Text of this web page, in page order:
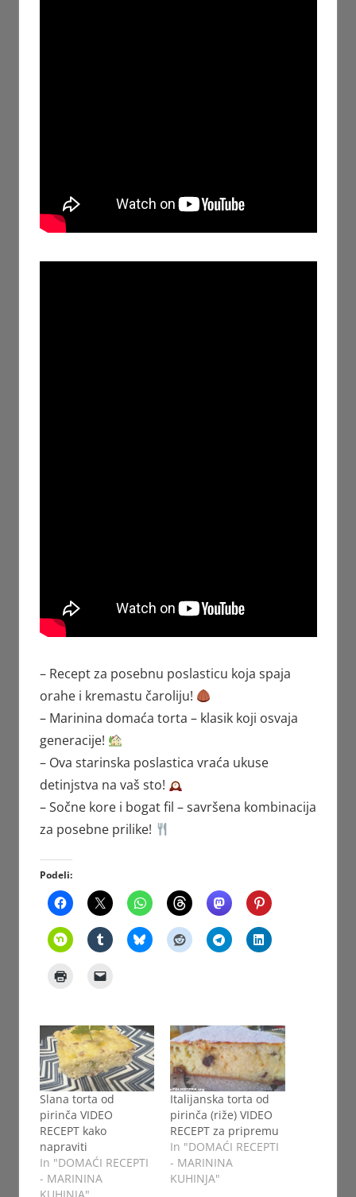
– Recept za posebnu poslasticu koja spaja
orahe i kremastu čaroliju!
– Marinina domaća torta – klasik koji osvaja
generacije!
– Ova starinska poslastica vraća ukuse
detinjstva na vaš sto!
– Sočne kore i bogat fil – savršena kombinacija
za posebne prilike!
Podeli:
Slana torta od
pirinča VIDEO
RECEPT kako
napraviti
In "DOMAĆI RECEPTI
- MARININA
Italijanska torta od
pirinča (riže) VIDEO
RECEPT za pripremu
In "DOMAĆI RECEPTI
- MARININA
KUHINJA"